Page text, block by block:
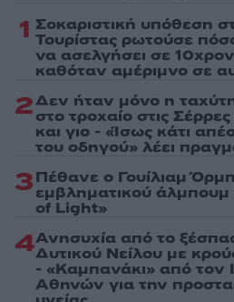
1 Σοκαριστική υπόθεση
Τουρίστας ρωτούσε
να ασελγήσει σε
καθόταν αμέριμνο σε
2Δεν ήταν μόνο η
στο τροχαίο στις
και γιο - «Ίσως κάτι
του οδηγού» λέει
3Πέθανε ο Γουίλιαμ
εμβληματικού
of Light»
4Ανησυχία από το
Δυτικού Νείλου με
- «Καμπανάκι» από τον
Αθηνών για την